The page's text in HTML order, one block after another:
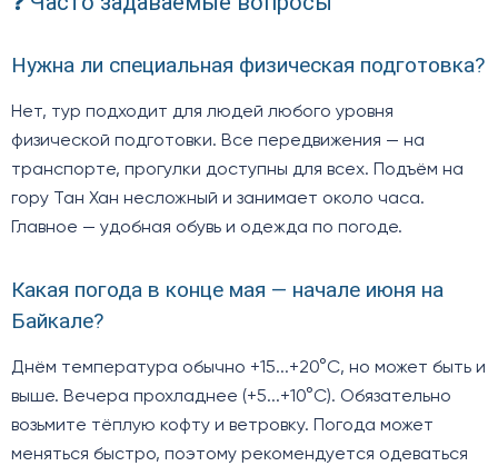
Нужна ли специальная физическая подготовка?
Нет, тур подходит для людей любого уровня
физической подготовки. Все передвижения — на
транспорте, прогулки доступны для всех. Подъём на
гору Тан Хан несложный и занимает около часа.
Главное — удобная обувь и одежда по погоде.
Какая погода в конце мая — начале июня на
Байкале?
Днём температура обычно +15...+20°C, но может быть и
выше. Вечера прохладнее (+5...+10°C). Обязательно
возьмите тёплую кофту и ветровку. Погода может
меняться быстро, поэтому рекомендуется одеваться